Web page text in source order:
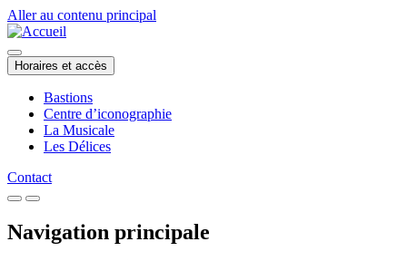
Aller au contenu principal
Horaires et accès
Bastions
Centre d’iconographie
La Musicale
Les Délices
Contact
Navigation principale